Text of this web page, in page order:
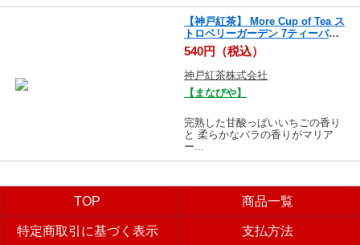
【神戸紅茶】 More Cup of Tea ス
トロベリーガーデン 7ティーバッ
グス
540円（税込）
神戸紅茶株式会社
【まなびや】
完熟した甘酸っぱいいちごの香り
と 柔らかなバラの香りがマリア
ー...
TOP 商品一覧
特定商取引に基づく表示 支払方法